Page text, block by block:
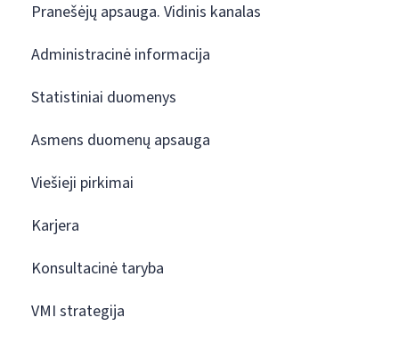
Pranešėjų apsauga. Vidinis kanalas
Administracinė informacija
Statistiniai duomenys
Asmens duomenų apsauga
Viešieji pirkimai
Karjera
Konsultacinė taryba
VMI strategija